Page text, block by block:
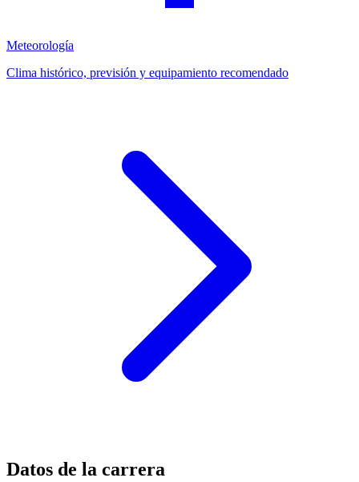
Meteorología
Clima histórico, previsión y equipamiento recomendado
Datos de la carrera